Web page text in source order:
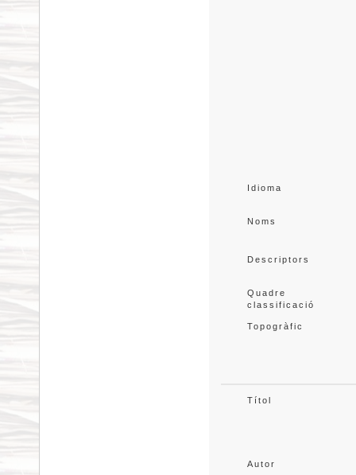
Idioma
Noms
Descriptors
Quadre
classificació
Topogràfic
Títol
Autor